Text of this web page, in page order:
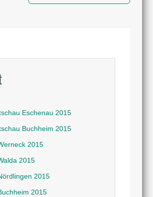
Eschenau 2015
Buchheim 2015
2015
2015
2015
2015